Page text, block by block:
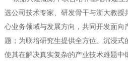
选公司技术专家、研发骨干与浙大教授
心业务领域与发展方向，共同开发面向
题；为联培研究生提供全方位、沉浸式
使其在解决真实复杂的产业技术难题中